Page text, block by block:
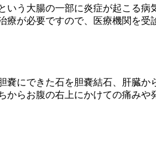
いう大腸の一部に炎症が起こる
療が必要ですので、医療機関を受
嚢にできた石を胆嚢結石、肝臓
からお腹の右上にかけての痛み